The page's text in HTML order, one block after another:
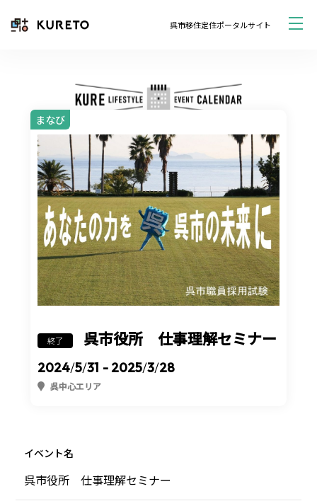
呉市移住定住ポータルサイト
まなび
終了 呉市役所 仕事理解セミナー
2024/5/31 - 2025/3/28
呉中心エリア
イベント名
呉市役所 仕事理解セミナー